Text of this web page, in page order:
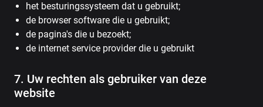
het besturingssysteem dat u gebruikt;
de browser software die u gebruikt;
de pagina's die u bezoekt;
de internet service provider die u gebruikt
7. Uw rechten als gebruiker van deze
website